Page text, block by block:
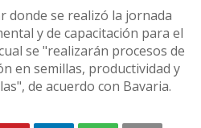
donde se realizó la jornada
y de capacitación para el
se "realizarán procesos de
en semillas, productividad y
de acuerdo con Bavaria.